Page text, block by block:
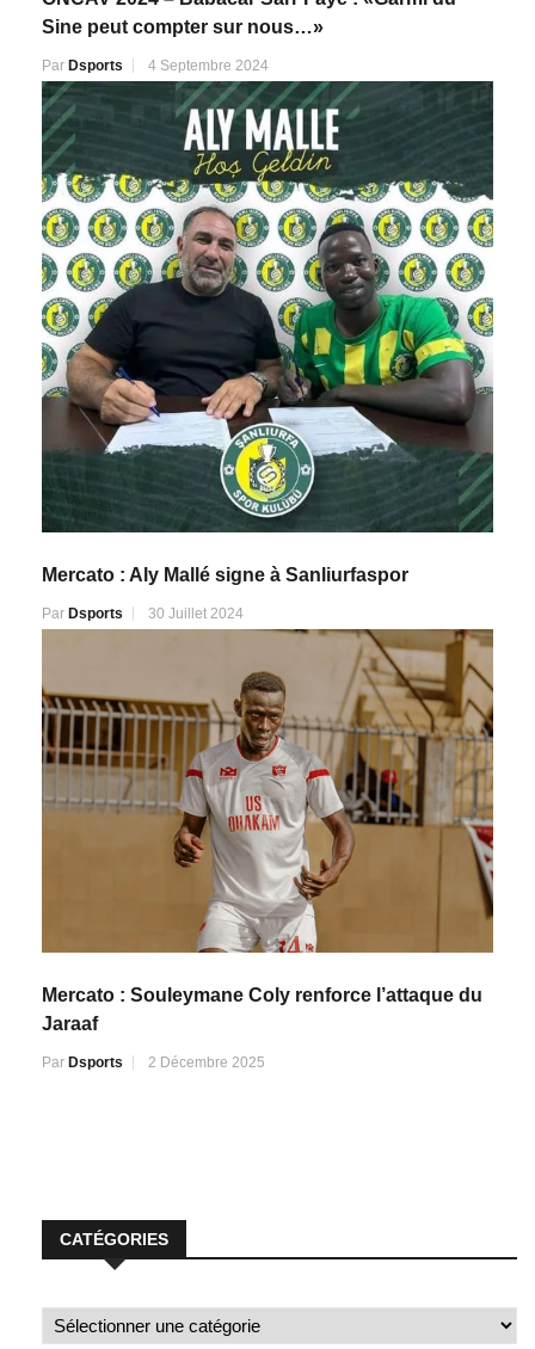
Sine peut compter sur nous…»
Par Dsports 4 Septembre 2024
Mercato : Aly Mallé signe à Sanliurfaspor
Par Dsports 30 Juillet 2024
Mercato : Souleymane Coly renforce l’attaque du
Jaraaf
Par Dsports 2 Décembre 2025
CATÉGORIES